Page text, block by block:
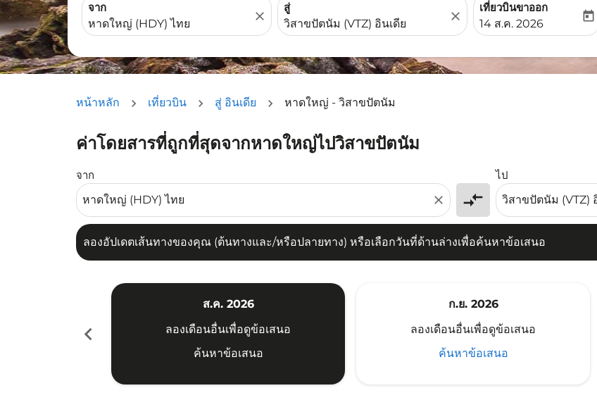
จาก
close
สู่
close
เที่ยวบินขาออก
fc-booking-
14 ส.ค. 2026
today
หน้าหลัก เที่ยวบิน สู่ อินเดีย หาดใหญ่ - วิสาขปัตนัม
ค่าโดยสารที่ถูกที่สุดจากหาดใหญ่ไปวิสาขปัตนัม
จาก
close compare_arrows
ไป
ลองอัปเดตเส้นทางของคุณ (ต้นทางและ/หรือปลายทาง) หรือเลือกวันที่ด้านล่างเพื่อค้นหาข้อเสนอ
ลองอัปเดตเส้นทางของคุณ (ต้นทางและ/หรือปลายทาง) หรือเลือกวันที่ด้านล่างเพื่อค้นหาข้อเสนอ
chevron_left
ส.ค. 2026
ลองเดือนอื่นเพื่อดูข้อเสนอ
ค้นหาข้อเสนอ
ก.ย. 2026
ลองเดือนอื่นเพื่อดูข้อเสนอ
ค้นหาข้อเสนอ